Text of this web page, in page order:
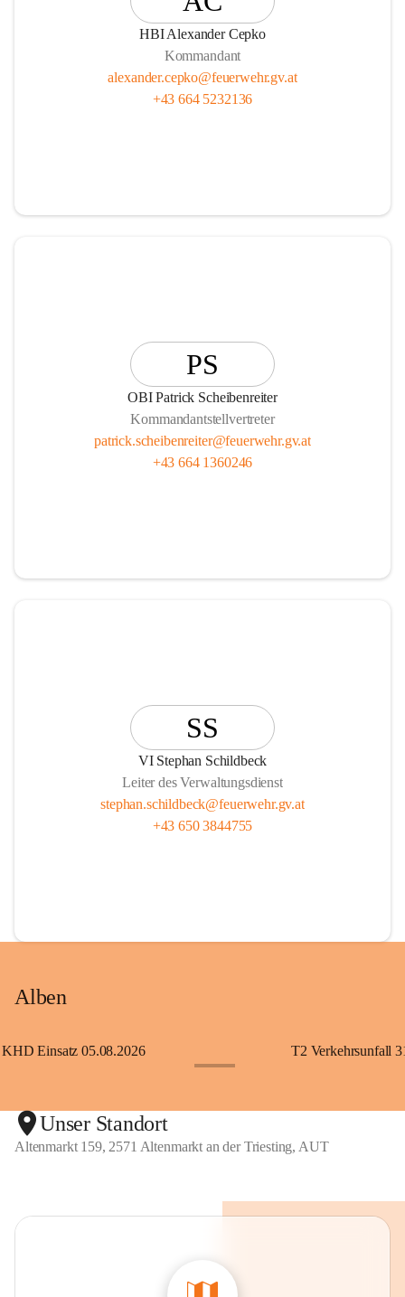
HBI Alexander Cepko
Kommandant
alexander.cepko@feuerwehr.gv.at
+43 664 5232136
PS
OBI Patrick Scheibenreiter
Kommandantstellvertreter
patrick.scheibenreiter@feuerwehr.gv.at
+43 664 1360246
SS
VI Stephan Schildbeck
Leiter des Verwaltungsdienst
stephan.schildbeck@feuerwehr.gv.at
+43 650 3844755
Alben
KHD Einsatz 05.08.2026 T2 Verkehrsunfall
Unser Standort
Altenmarkt 159, 2571 Altenmarkt an der Triesting, AUT